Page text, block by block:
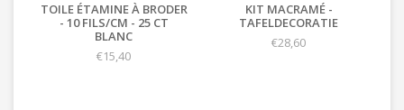
TOILE ÉTAMINE À BRODER
- 10 FILS/CM - 25 CT
BLANC
€15,40
KIT MACRAMÉ -
TAFELDECORATIE
€28,60